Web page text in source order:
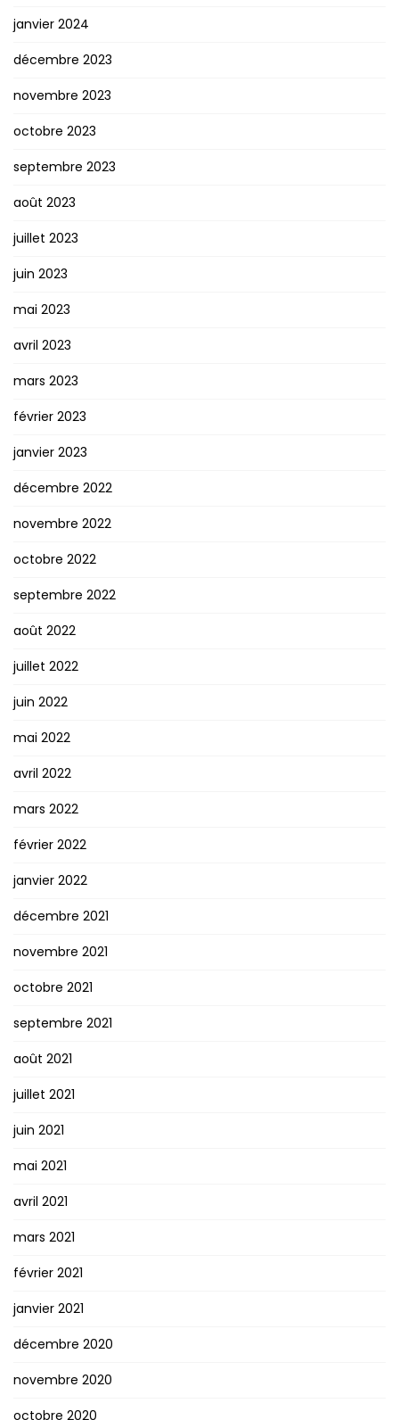
janvier 2024
décembre 2023
novembre 2023
octobre 2023
septembre 2023
août 2023
juillet 2023
juin 2023
mai 2023
avril 2023
mars 2023
février 2023
janvier 2023
décembre 2022
novembre 2022
octobre 2022
septembre 2022
août 2022
juillet 2022
juin 2022
mai 2022
avril 2022
mars 2022
février 2022
janvier 2022
décembre 2021
novembre 2021
octobre 2021
septembre 2021
août 2021
juillet 2021
juin 2021
mai 2021
avril 2021
mars 2021
février 2021
janvier 2021
décembre 2020
novembre 2020
octobre 2020